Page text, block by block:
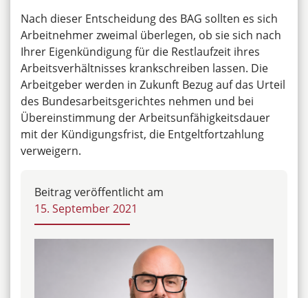
Nach dieser Entscheidung des BAG sollten es sich
Arbeitnehmer zweimal überlegen, ob sie sich nach
Ihrer Eigenkündigung für die Restlaufzeit ihres
Arbeitsverhältnisses krankschreiben lassen. Die
Arbeitgeber werden in Zukunft Bezug auf das Urteil
des Bundesarbeitsgerichtes nehmen und bei
Übereinstimmung der Arbeitsunfähigkeitsdauer
mit der Kündigungsfrist, die Entgeltfortzahlung
verweigern.
Beitrag veröffentlicht am
15. September 2021